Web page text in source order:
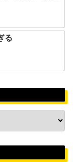
る